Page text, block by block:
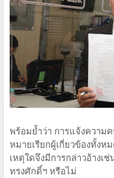
พร้อมย้ำว่า การแจ้งความ
หมายเรียกผู้เกี่ยวข้องทั้งห
เหตุใดจึงมีการกล่าวอ้างเ
ทรงศักดิ์ฯ หรือไม่